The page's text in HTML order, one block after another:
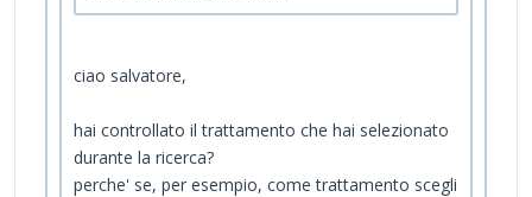
ciao salvatore,
hai controllato il trattamento che hai selezionato
durante la ricerca?
perche' se, per esempio, come trattamento scegli